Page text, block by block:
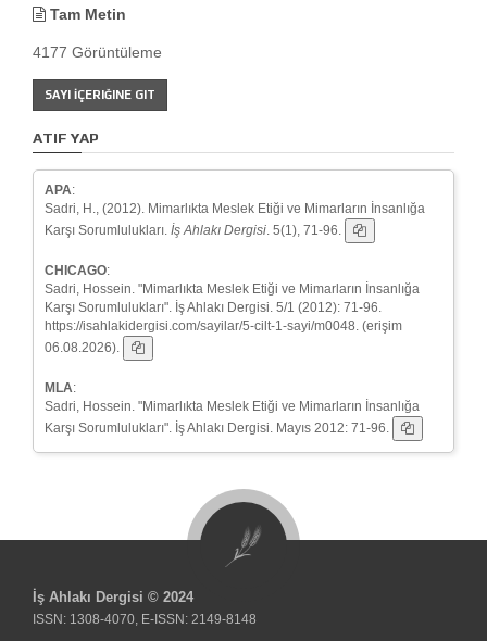
Tam Metin
4177 Görüntüleme
SAYI İÇERIĞINE GIT
ATIF YAP
APA:
Sadri, H., (2012). Mimarlıkta Meslek Etiği ve Mimarların İnsanlığa
Karşı Sorumlulukları. İş Ahlakı Dergisi . 5(1), 71-96.
CHICAGO:
Sadri, Hossein. "Mimarlıkta Meslek Etiği ve Mimarların İnsanlığa
Karşı Sorumlulukları". İş Ahlakı Dergisi. 5/1 (2012): 71-96.
https://isahlakidergisi.com/sayilar/5-cilt-1-sayi/m0048. (erişim
06.08.2026).
MLA:
Sadri, Hossein. "Mimarlıkta Meslek Etiği ve Mimarların İnsanlığa
Karşı Sorumlulukları". İş Ahlakı Dergisi. Mayıs 2012: 71-96.
İş Ahlakı Dergisi © 2024
ISSN: 1308-4070, E-ISSN: 2149-8148